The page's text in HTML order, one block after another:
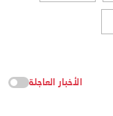
الأخبار العاجلة